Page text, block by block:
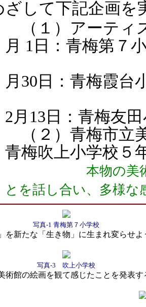
ざして下記企画を
（１）アーティ
月 1日：青梅第７
月30日：青梅霞台
2月13日：青梅友
（２）青梅市立
青梅吹上小学校５
本物の美
とを話し合い、多様な
写真-1 青梅第７小学校
を新たな「生き物」に生まれ変らせよ
写真-3 吹上小学校
術館の絵画を観て感じたことを発表す